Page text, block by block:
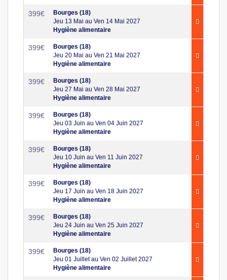
399€
Bourges (18)
Jeu 13 Mai au Ven 14 Mai 2027
Hygiène alimentaire
399€
Bourges (18)
Jeu 20 Mai au Ven 21 Mai 2027
Hygiène alimentaire
399€
Bourges (18)
Jeu 27 Mai au Ven 28 Mai 2027
Hygiène alimentaire
399€
Bourges (18)
Jeu 03 Juin au Ven 04 Juin 2027
Hygiène alimentaire
399€
Bourges (18)
Jeu 10 Juin au Ven 11 Juin 2027
Hygiène alimentaire
399€
Bourges (18)
Jeu 17 Juin au Ven 18 Juin 2027
Hygiène alimentaire
399€
Bourges (18)
Jeu 24 Juin au Ven 25 Juin 2027
Hygiène alimentaire
399€
Bourges (18)
Jeu 01 Juillet au Ven 02 Juillet 2027
Hygiène alimentaire